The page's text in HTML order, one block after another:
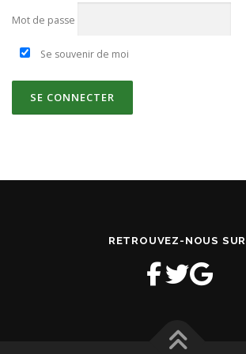
Mot de passe
Se souvenir de moi
RETROUVEZ-NOUS SUR